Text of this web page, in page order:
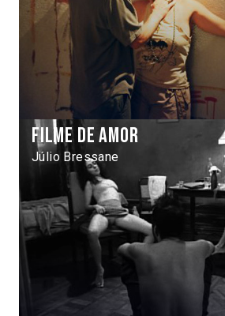
Filme de amor
Júlio Bressane